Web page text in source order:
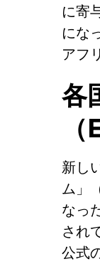
に寄
にな
アフ
各
（
新し
ム」
なっ
され
公式